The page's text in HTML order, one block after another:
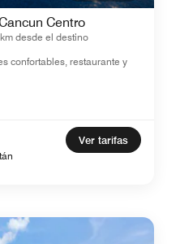
Centro
desde el destino
confortables, restaurante y
Ver tarifas